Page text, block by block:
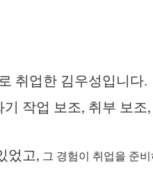
취업한 김우성입니다.
작업 보조, 취부 보조,
었고, 그 경험이 취업을 준